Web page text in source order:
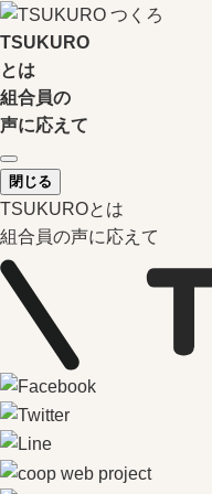
TSUKURO
とは
組合員の
声に応えて
閉じる
TSUKUROとは
組合員の声に応えて